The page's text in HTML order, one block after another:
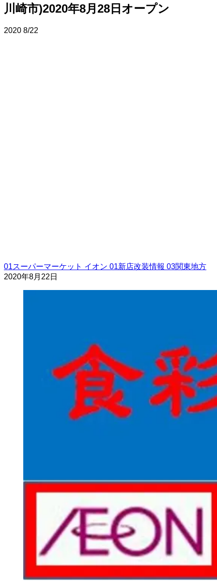
川崎市)2020年8月28日オープン
2020 8/22
01スーパーマーケット イオン 01新店改装情報 03関東地方
2020年8月22日